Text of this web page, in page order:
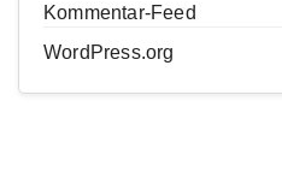
Kommentar-Feed
WordPress.org